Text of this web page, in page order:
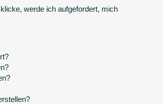
werde ich aufgefordert, mich